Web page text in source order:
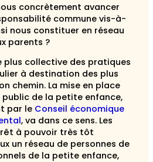
concrètement avancer
commune vis-à-
nous constituer en réseau
parents ?
plus collective des pratiques
à destination des plus
chemin. La mise en place
public de la petite enfance,
par le Conseil économique
, va dans ce sens. Les
à pouvoir très tôt
un réseau de personnes de
de la petite enfance,